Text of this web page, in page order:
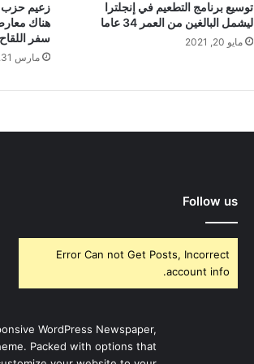
توسيع برنامج التطعيم في إنجلترا
ليشمل البالغين من العمر 34 عاما
مايو 20, 2021
زعيم حزب
هناك
سفر اللقاح
مارس 31, 2021
Follow us
Error Can not Get Posts, Incorrect
account info.
WordPress Newspaper,
Packed with options that